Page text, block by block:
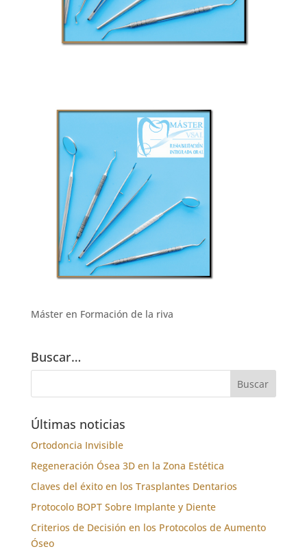
Máster en Formación de la riva
Buscar…
Últimas noticias
Ortodoncia Invisible
Regeneración Ósea 3D en la Zona Estética
Claves del éxito en los Trasplantes Dentarios
Protocolo BOPT Sobre Implante y Diente
Criterios de Decisión en los Protocolos de Aumento
Óseo